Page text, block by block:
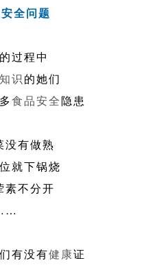
全问题
过程中
知识的她们
食品安全隐患
没有做熟
就下锅烧
素不分开
有没有健康证